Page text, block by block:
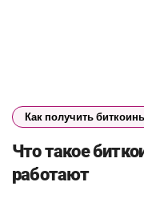
Как получить
Что такое
работают